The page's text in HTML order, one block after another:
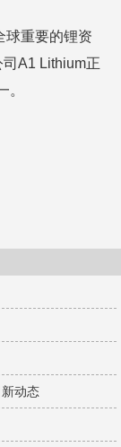
球重要的锂资
A1 Lithium正
。
动态